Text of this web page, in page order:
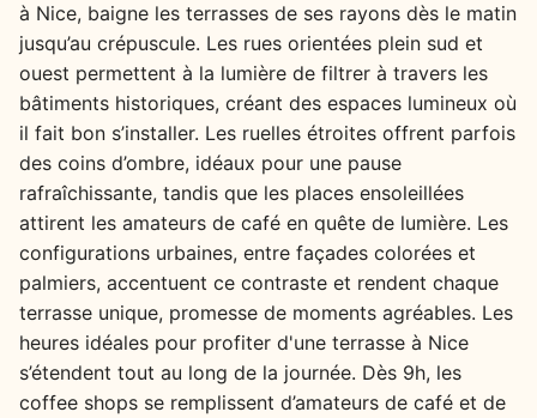
à Nice, baigne les terrasses de ses rayons dès le matin
jusqu’au crépuscule. Les rues orientées plein sud et
ouest permettent à la lumière de filtrer à travers les
bâtiments historiques, créant des espaces lumineux où
il fait bon s’installer. Les ruelles étroites offrent parfois
des coins d’ombre, idéaux pour une pause
rafraîchissante, tandis que les places ensoleillées
attirent les amateurs de café en quête de lumière. Les
configurations urbaines, entre façades colorées et
palmiers, accentuent ce contraste et rendent chaque
terrasse unique, promesse de moments agréables. Les
heures idéales pour profiter d'une terrasse à Nice
s’étendent tout au long de la journée. Dès 9h, les
coffee shops se remplissent d’amateurs de café et de